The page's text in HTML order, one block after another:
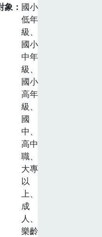
象
國小
低年
級、
國小
中年
級、
國小
高年
級、
國
中、
高中
職、
大專
以
上、
成
人、
樂齡